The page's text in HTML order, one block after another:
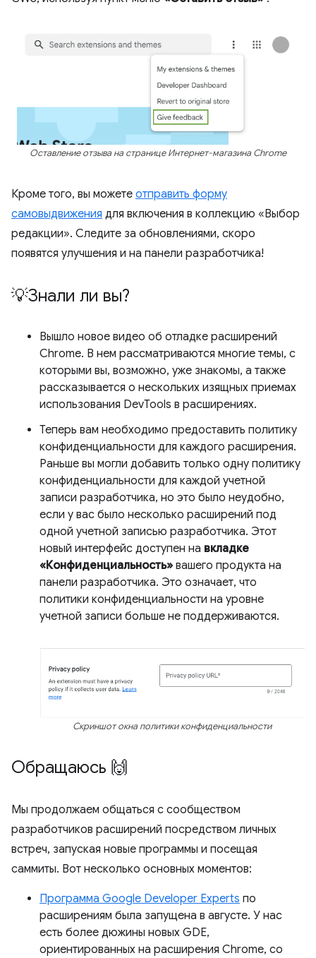
Оставление отзыва на странице Интернет-магазина Chrome
Кроме того, вы можете отправить форму
самовыдвижения для включения в коллекцию «Выбор
редакции». Следите за обновлениями, скоро
появятся улучшения и на панели разработчика!
💡Знали ли вы?
Вышло новое видео об отладке расширений
Chrome. В нем рассматриваются многие темы, с
которыми вы, возможно, уже знакомы, а также
рассказывается о нескольких изящных приемах
использования DevTools в расширениях.
Теперь вам необходимо предоставить политику
конфиденциальности для каждого расширения.
Раньше вы могли добавить только одну политику
конфиденциальности для каждой учетной
записи разработчика, но это было неудобно,
если у вас было несколько расширений под
одной учетной записью разработчика. Этот
новый интерфейс доступен на вкладке
«Конфиденциальность» вашего продукта на
панели разработчика. Это означает, что
политики конфиденциальности на уровне
учетной записи больше не поддерживаются.
Скриншот окна политики конфиденциальности
Обращаюсь 🙌
Мы продолжаем общаться с сообществом
разработчиков расширений посредством личных
встреч, запуская новые программы и посещая
саммиты. Вот несколько основных моментов:
Программа Google Developer Experts по
расширениям была запущена в августе. У нас
есть более дюжины новых GDE,
ориентированных на расширения Chrome, со